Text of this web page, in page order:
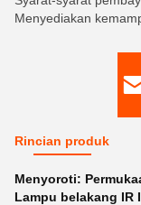
Menyediakan
Rincian produk
Menyoroti:
Lampu belakang IR